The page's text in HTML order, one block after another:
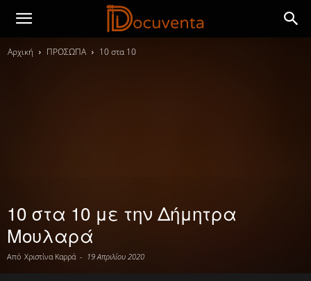
Αρχική ΠΡΟΣΩΠΑ 10 στα 10
10 στα 10 με την Δήμητρα
Μουλαρά
Από Χριστίνα Καρρά - 19 Απριλίου 2020